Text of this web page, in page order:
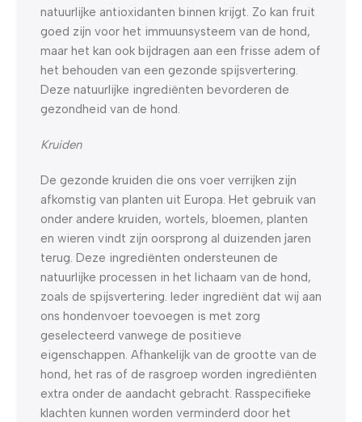
natuurlijke antioxidanten binnen krijgt. Zo kan fruit
goed zijn voor het immuunsysteem van de hond,
maar het kan ook bijdragen aan een frisse adem of
het behouden van een gezonde spijsvertering.
Deze natuurlijke ingrediënten bevorderen de
gezondheid van de hond.
Kruiden
De gezonde kruiden die ons voer verrijken zijn
afkomstig van planten uit Europa. Het gebruik van
onder andere kruiden, wortels, bloemen, planten
en wieren vindt zijn oorsprong al duizenden jaren
terug. Deze ingrediënten ondersteunen de
natuurlijke processen in het lichaam van de hond,
zoals de spijsvertering. Ieder ingrediënt dat wij aan
ons hondenvoer toevoegen is met zorg
geselecteerd vanwege de positieve
eigenschappen. Afhankelijk van de grootte van de
hond, het ras of de rasgroep worden ingrediënten
extra onder de aandacht gebracht. Rasspecifieke
klachten kunnen worden verminderd door het